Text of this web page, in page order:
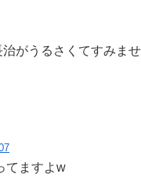
治がうるさくてすみま
てますよw